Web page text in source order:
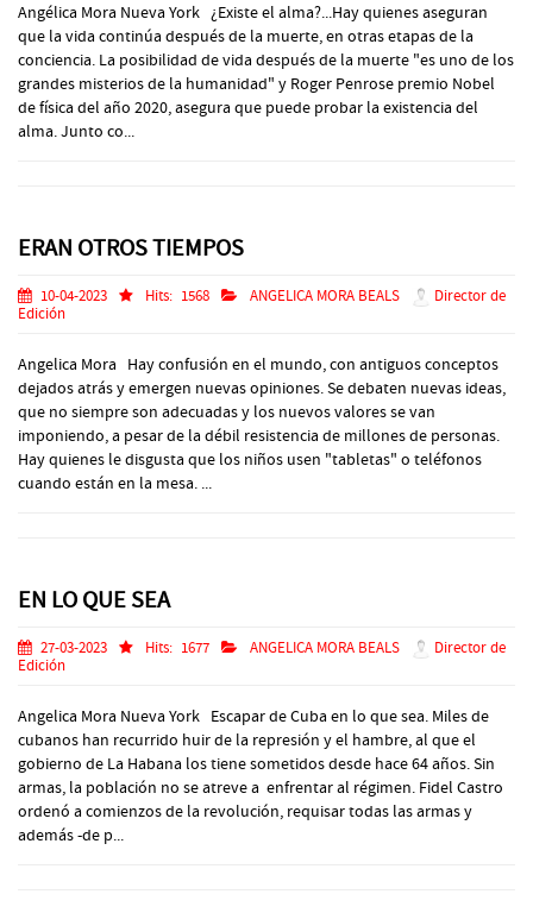
Angélica Mora Nueva York ¿Existe el alma?...Hay quienes aseguran
que la vida continúa después de la muerte, en otras etapas de la
conciencia. La posibilidad de vida después de la muerte "es uno de los
grandes misterios de la humanidad" y Roger Penrose premio Nobel
de física del año 2020, asegura que puede probar la existencia del
alma. Junto co...
ERAN OTROS TIEMPOS
10-04-2023 Hits: 1568 ANGELICA MORA BEALS
Director de
Edición
Angelica Mora Hay confusión en el mundo, con antiguos conceptos
dejados atrás y emergen nuevas opiniones. Se debaten nuevas ideas,
que no siempre son adecuadas y los nuevos valores se van
imponiendo, a pesar de la débil resistencia de millones de personas.
Hay quienes le disgusta que los niños usen "tabletas" o teléfonos
cuando están en la mesa. ...
EN LO QUE SEA
27-03-2023 Hits: 1677 ANGELICA MORA BEALS
Director de
Edición
Angelica Mora Nueva York Escapar de Cuba en lo que sea. Miles de
cubanos han recurrido huir de la represión y el hambre, al que el
gobierno de La Habana los tiene sometidos desde hace 64 años. Sin
armas, la población no se atreve a enfrentar al régimen. Fidel Castro
ordenó a comienzos de la revolución, requisar todas las armas y
además -de p...